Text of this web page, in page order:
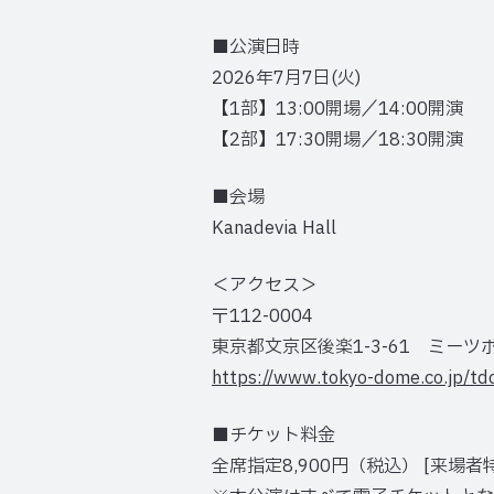
■公演日時
2026年7月7日(火)
【1部】13:00開場／14:00開演
【2部】17:30開場／18:30開演
■会場
Kanadevia Hall
＜アクセス＞
〒112-0004
東京都文京区後楽1-3-61 ミーツ
https://www.tokyo-dome.co.jp/
■チケット料金
全席指定8,900円（税込） [来場者